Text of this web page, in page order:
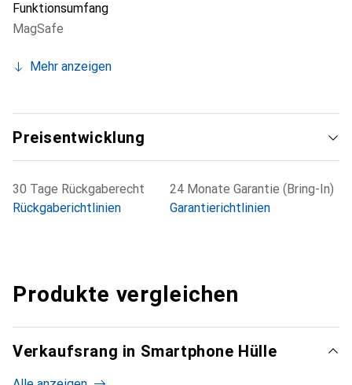
Funktionsumfang
MagSafe
Mehr anzeigen
Preisentwicklung
30 Tage Rückgaberecht
Rückgaberichtlinien
24 Monate Garantie (Bring-In)
Garantierichtlinien
Produkte vergleichen
Verkaufsrang in Smartphone Hülle